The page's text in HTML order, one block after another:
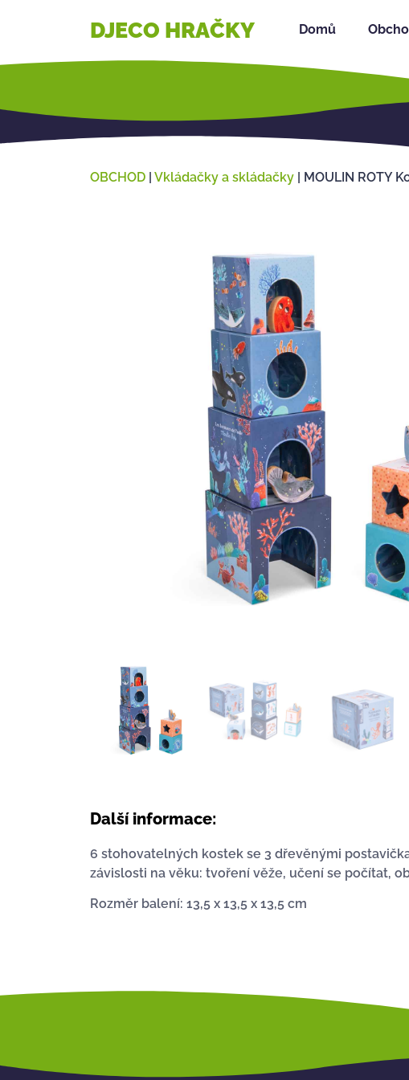
DJECO HRAČKY Domů
OBCHOD | Vkládačky a skládačky | MOULIN ROTY
Další informace:
6 stohovatelných kostek se 3 dřevěnými
závislosti na věku: tvoření věže, učení se počítat,
Rozměr balení: 13,5 x 13,5 x 13,5 cm